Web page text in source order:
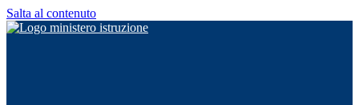
Salta al contenuto